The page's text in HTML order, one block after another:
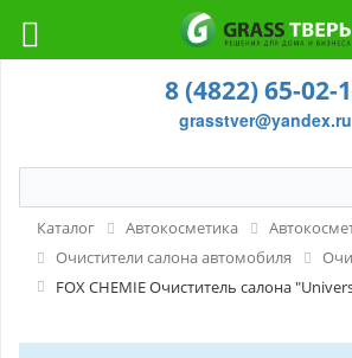
8 (4822) 65-02-
grasstver@yandex.ru
Каталог Автокосметика
Очистители салона автомобиля
FOX CHEMIE Очиститель салона